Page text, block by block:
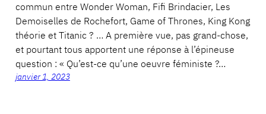
commun entre Wonder Woman, Fifi Brindacier, Les
Demoiselles de Rochefort, Game of Thrones, King Kong
théorie et Titanic ? … A première vue, pas grand-chose,
et pourtant tous apportent une réponse à l’épineuse
question : « Qu’est-ce qu’une oeuvre féministe ?…
janvier 1, 2023